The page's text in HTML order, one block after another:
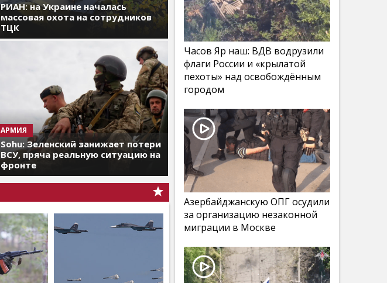
РИАН: на Украине началась
массовая охота на сотрудников
ТЦК
АРМИЯ
Sohu: Зеленский занижает потери
ВСУ, пряча реальную ситуацию на
фронте
Часов Яр наш: ВДВ водрузили
флаги России и «крылатой
пехоты» над освобождённым
городом
Азербайджанскую ОПГ осудили
за организацию незаконной
миграции в Москве